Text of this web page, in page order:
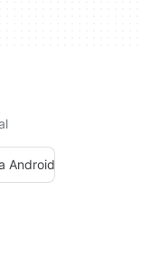
Android